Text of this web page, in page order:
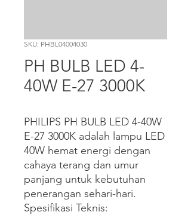
SKU: PHBL04004030
PH BULB LED 4-
40W E-27 3000K
PHILIPS PH BULB LED 4-40W
E-27 3000K adalah lampu LED
40W hemat energi dengan
cahaya terang dan umur
panjang untuk kebutuhan
penerangan sehari-hari.
Spesifikasi Teknis: